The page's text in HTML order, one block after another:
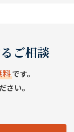
ご相談
料です。
さい。